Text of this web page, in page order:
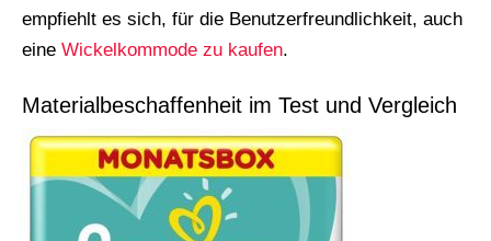
empfiehlt es sich, für die Benutzerfreundlichkeit, auch
eine Wickelkommode zu kaufen.
Materialbeschaffenheit im Test und Vergleich